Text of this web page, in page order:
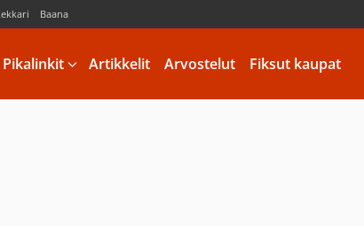
Baana
Pikalinkit Artikkelit Arvostelut Fiksut kaupat